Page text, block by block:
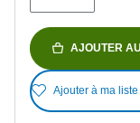
AJOUTER
Ajouter à ma